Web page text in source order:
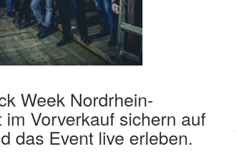
Week Nordrhein-
Vorverkauf sichern auf
das Event live erleben.